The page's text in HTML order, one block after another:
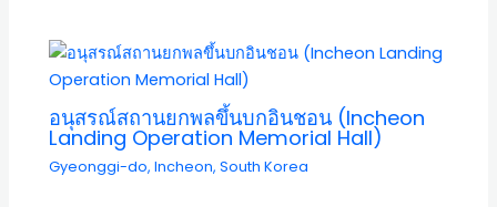
อนุสรณ์สถานยกพลขึ้นบกอินชอน (Incheon
Landing Operation Memorial Hall)
Gyeonggi-do,Incheon,South Korea